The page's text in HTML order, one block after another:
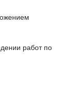
работ по